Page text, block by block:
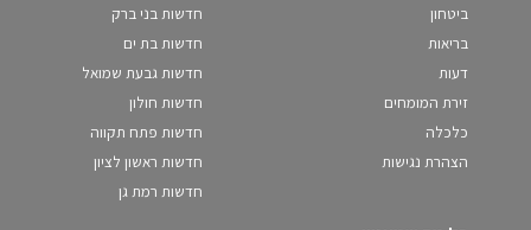
ביטחון
בריאות
דעות
זירת המומחים
כלכלה
הצהרת נגישות
חדשות בני ברק
חדשות בת ים
חדשות גבעת שמואל
חדשות חולון
חדשות פתח תקווה
חדשות ראשון לציון
חדשות רמת גן